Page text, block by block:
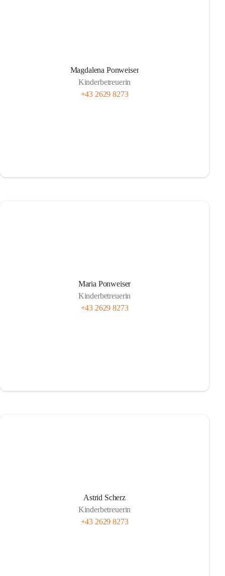
Magdalena Ponweiser
Kinderbetreuerin
+43 2629 8273
Maria Ponweiser
Kinderbetreuerin
+43 2629 8273
Astrid Scherz
Kinderbetreuerin
+43 2629 8273